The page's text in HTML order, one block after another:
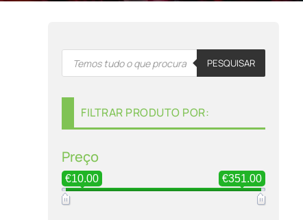
Products
search PESQUISAR
FILTRAR PRODUTO POR:
Preço
€10.00 €351.00